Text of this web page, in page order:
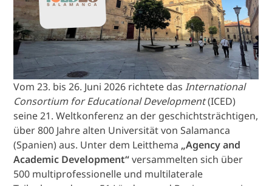
Vom 23. bis 26. Juni 2026 richtete dasInternational
Consortium for Educational Development(ICED)
seine 21. Weltkonferenz an der geschichtsträchtigen,
über 800 Jahre alten Universität von Salamanca
(Spanien) aus. Unter dem Leitthema „Agency and
Academic Development“versammelten sich über
500 multiprofessionelle und multilaterale